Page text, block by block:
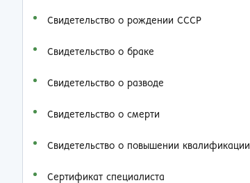
Свидетельство о рождении СССР
Свидетельство о браке
Свидетельство о разводе
Свидетельство о смерти
Свидетельство о повышении квалификации
Сертификат специалиста